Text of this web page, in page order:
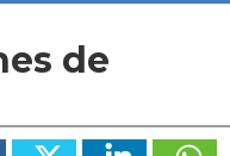
de